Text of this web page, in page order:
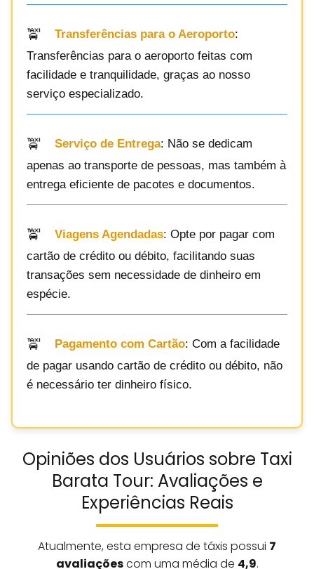
Transferências para o Aeroporto:
Transferências para o aeroporto feitas com
facilidade e tranquilidade, graças ao nosso
serviço especializado.
Serviço de Entrega: Não se dedicam
apenas ao transporte de pessoas, mas também à
entrega eficiente de pacotes e documentos.
Viagens Agendadas: Opte por pagar com
cartão de crédito ou débito, facilitando suas
transações sem necessidade de dinheiro em
espécie.
Pagamento com Cartão: Com a facilidade
de pagar usando cartão de crédito ou débito, não
é necessário ter dinheiro físico.
Opiniões dos Usuários sobre Taxi
Barata Tour: Avaliações e
Experiências Reais
Atualmente, esta empresa de táxis possui 7
avaliaçõescom uma média de 4,9.